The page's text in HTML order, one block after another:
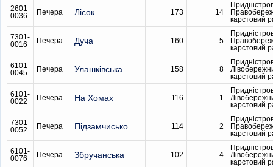
2601-
0036
Печера Лісок 173 14
карстовий
7301-
0016
Печера Дуча 160 5
карстовий
6101-
0045
Печера Улашківська 158 8
карстовий
6101-
0022
Печера На Хомах 116 1
карстовий
7301-
0052
Печера Підзамчисько 114 2
карстовий
6101-
0076
Печера Збручанська 102 4
карстовий